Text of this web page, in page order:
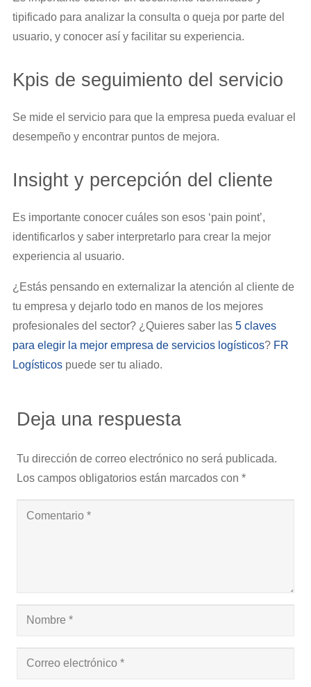
tipificado para analizar la consulta o queja por parte del
usuario, y conocer así y facilitar su experiencia.
Kpis de seguimiento del servicio
Se mide el servicio para que la empresa pueda evaluar el
desempeño y encontrar puntos de mejora.
Insight y percepción del cliente
Es importante conocer cuáles son esos ‘pain point’,
identificarlos y saber interpretarlo para crear la mejor
experiencia al usuario.
¿Estás pensando en externalizar la atención al cliente de
tu empresa y dejarlo todo en manos de los mejores
profesionales del sector? ¿Quieres saber las 5 claves
para elegir la mejor empresa de servicios logísticos? FR
Logísticospuede ser tu aliado.
Deja una respuesta
Tu dirección de correo electrónico no será publicada.
Los campos obligatorios están marcados con *